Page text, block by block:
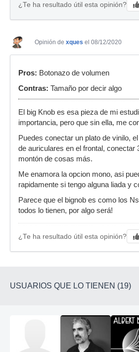
¿Te ha resultado útil esta opinión?
Opinión de xques el 08/12/2020
Pros: Botonazo de volumen
Contras: Tamaño por decir algo
El big Knob es esa pieza de mi
importancia, pero que sin ella, me
Puedes conectar un plato de vinilo,
de auriculares en el frontal, conectar
montón de cosas más.
Me enamora la opcion mono, asi
rapidamente si tengo alguna liada y
Parece que el bignob es como los
todos lo tienen, por algo será!
¿Te ha resultado útil esta opinión?
USUARIOS QUE LO TIENEN (19)